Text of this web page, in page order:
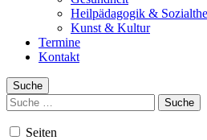
Heilpädagogik &
Kunst & Kultur
Termine
Kontakt
Suche
Suchen
nach:
Seiten